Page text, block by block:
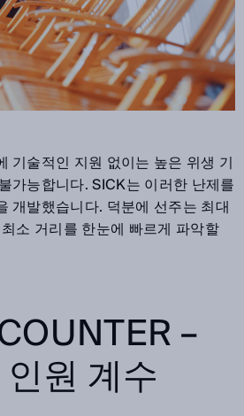
기술적인 지원 없이는 높은 위생 기
가능합니다. SICK는 이러한 난제를
개발했습니다. 덕분에 선주는 최대
소 거리를 한눈에 빠르게 파악할
–
원 계수